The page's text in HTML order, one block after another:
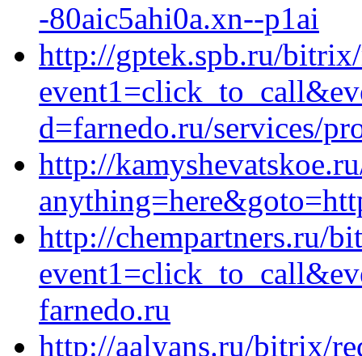
-80aic5ahi0a.xn--p1ai
http://gptek.spb.ru/
d=farnedo.ru/services/
http://
http://chempartners.ru/
farnedo.ru
http://aalyans.ru/bitrix/